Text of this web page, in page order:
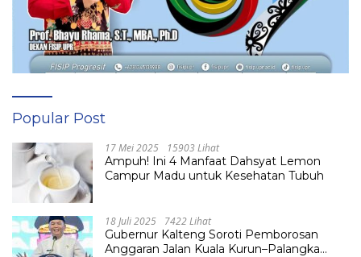
Popular Post
17 Mei 2025 15903 Lihat
Ampuh! Ini 4 Manfaat Dahsyat Lemon
Campur Madu untuk Kesehatan Tubuh
18 Juli 2025 7422 Lihat
Gubernur Kalteng Soroti Pemborosan
Anggaran Jalan Kuala Kurun–Palangka